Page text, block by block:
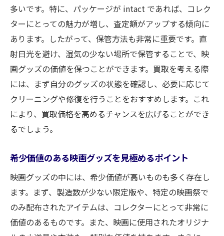
市場調査で相場を把握する方法
映画グッズの価値を最大化する交渉術
買取店選びのポイントと注意点
映画グッズの保存状態を向上させる秘訣
買取価格を上げるための裏技
最適なタイミングで買取を進める
買取大吉で映画グッズを手放す際のよくある質
問
買取大吉の査定時間はどれくらいかかるの
映画グッズ買取時に必要な書類は何か
買取大吉での映画グッズの輸送方法
査定額に納得できない場合の対応策
多いです。特に、パッケージが intact であれば、コレク
ターにとっての魅力が増し、査定額がアップする傾向に
あります。したがって、保管方法も非常に重要です。直
射日光を避け、湿気の少ない場所で保管することで、映
画グッズの価値を保つことができます。買取を考える際
には、まず自分のグッズの状態を確認し、必要に応じて
クリーニングや修復を行うことをおすすめします。これ
により、買取価格を高めるチャンスを広げることができ
るでしょう。
希少価値のある映画グッズを見極めるポイント
映画グッズの中には、希少価値が高いものも多く存在し
ます。まず、製造数が少ない限定版や、特定の映画祭で
のみ配布されたアイテムは、コレクターにとって非常に
価値のあるものです。また、映画に使用されたオリジナ